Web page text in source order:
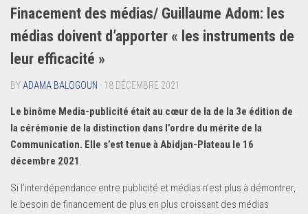
Finacement des médias/ Guillaume Adom: les
médias doivent d’apporter « les instruments de
leur efficacité »
BY ADAMA BALOGOUN · 18 DÉCEMBRE 2021
Le binôme Media-publicité était au cœur de la de la 3e édition de
la cérémonie de la distinction dans l’ordre du mérite de la
Communication. Elle s’est tenue à Abidjan-Plateau le 16
décembre 2021 .
Si l’interdépendance entre publicité et médias n’est plus à démontrer,
le besoin de financement de plus en plus croissant des médias